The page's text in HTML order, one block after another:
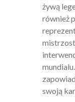
żywą
również
swoją